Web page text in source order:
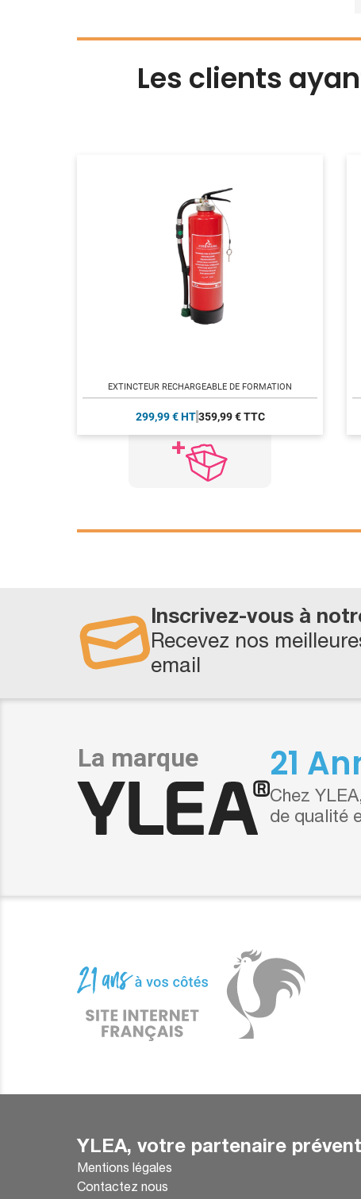
Les clients
EXTINCTEUR RECHARGEABLE DE FORMATION
299,99 € HT 359,99 € TTC
Inscrivez-vous à
Recevez nos
email
21
Chez
de qualité
YLEA, votre partenaire
Mentions légales
Contactez nous